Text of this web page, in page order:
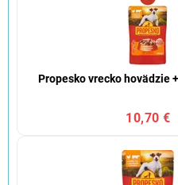
Propesko vrecko hovädzie
10,70 €